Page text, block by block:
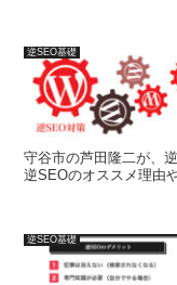
逆SEO基礎
守谷市の芦田隆二が、
逆SEOのオススメ理由
逆SEO基礎